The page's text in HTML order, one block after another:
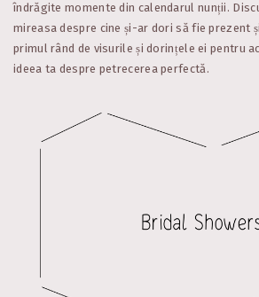
îndrăgite momente din calendarul nunții.
mireasa despre cine și-ar dori să fie prezent
primul rând de visurile și dorințele ei pentru
ideea ta despre petrecerea perfectă.